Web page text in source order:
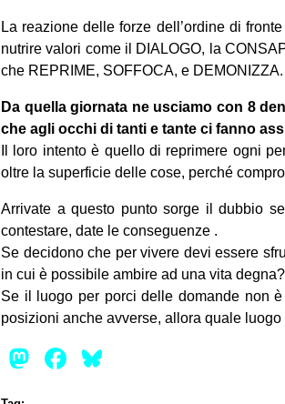
La reazione delle forze dell’ordine di
nutrire valori come il DIALOGO, la
che REPRIME, SOFFOCA, e DEMONIZZA.
Da quella giornata ne usciamo con 8
che agli occhi di tanti e tante ci fanno
Il loro intento è quello di reprimere ogni
oltre la superficie delle cose, perché
Arrivate a questo punto sorge il dubbio
contestare, date le conseguenze .
Se decidono che per vivere devi essere
in cui è possibile ambire ad una vita degna?
Se il luogo per porci delle domande non
posizioni anche avverse, allora quale
Mastodon
Facebook